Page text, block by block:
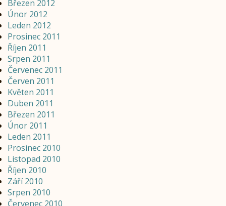
Březen 2012
Únor 2012
Leden 2012
Prosinec 2011
Říjen 2011
Srpen 2011
Červenec 2011
Červen 2011
Květen 2011
Duben 2011
Březen 2011
Únor 2011
Leden 2011
Prosinec 2010
Listopad 2010
Říjen 2010
Září 2010
Srpen 2010
Červenec 2010